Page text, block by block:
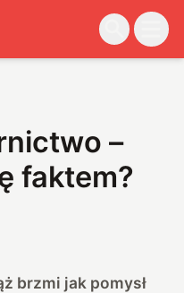
–
faktem?
brzmi jak pomysł